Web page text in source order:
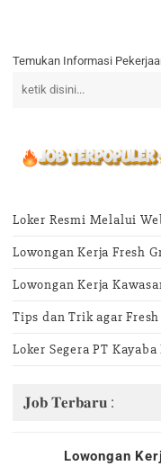
Temukan Informasi
Loker Resmi Melalui
Lowongan Kerja Fresh
Lowongan Kerja
Tips dan Trik agar
Loker Segera PT
𝐉𝐨𝐛 𝐓𝐞𝐫𝐛𝐚𝐫𝐮 :
Lowongan